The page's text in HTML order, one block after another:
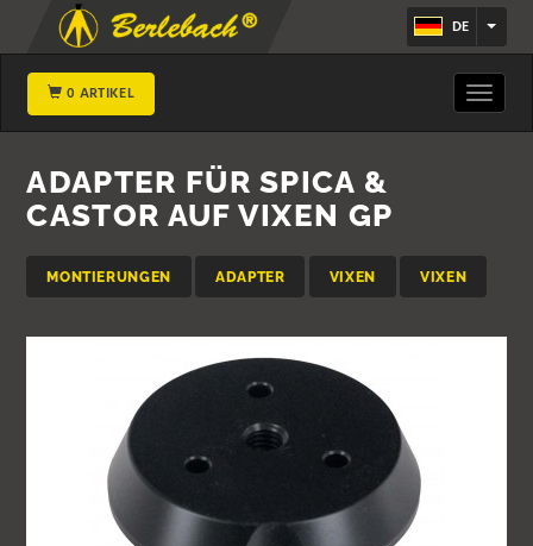
DE
0 ARTIKEL
Toggle
ADAPTER FÜR SPICA &
CASTOR AUF VIXEN GP
MONTIERUNGEN ADAPTER VIXEN VIXEN